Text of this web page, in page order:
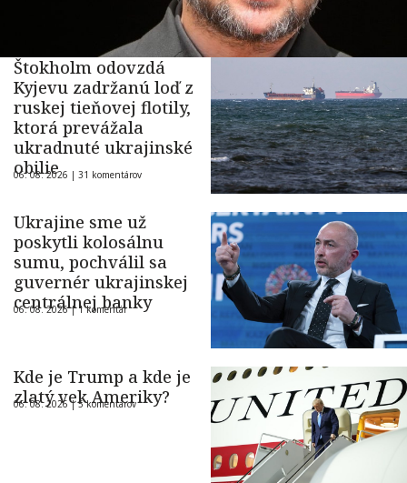
Štokholm odovzdá
Kyjevu zadržanú loď z
ruskej tieňovej flotily,
ktorá prevážala
ukradnuté ukrajinské
obilie
06. 08. 2026 | 31 komentárov
Ukrajine sme už
poskytli kolosálnu
sumu, pochválil sa
guvernér ukrajinskej
centrálnej banky
06. 08. 2026 |1 komentár
Kde je Trump a kde je
zlatý vek Ameriky?
06. 08. 2026 |5 komentárov